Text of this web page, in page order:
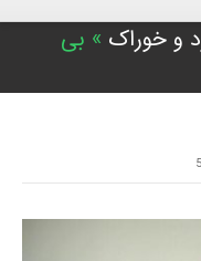
و خوراک » بی